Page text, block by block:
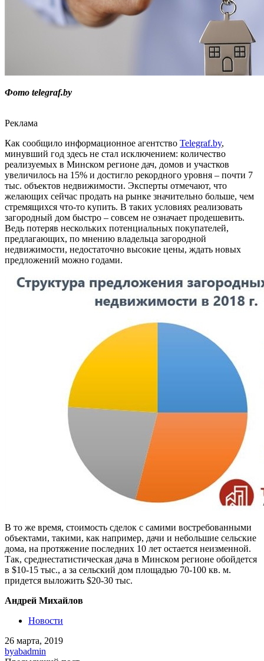
Фото telegraf.by
Реклама
Как сообщило информационное агентство Telegraf.by,
минувший год здесь не стал исключением: количество
реализуемых в Минском регионе дач, домов и участков
увеличилось на 15% и достигло рекордного уровня – почти 7
тыс. объектов недвижимости. Эксперты отмечают, что
желающих сейчас продать на рынке значительно больше, чем
стремящихся что-то купить. В таких условиях реализовать
загородный дом быстро – совсем не означает продешевить.
Ведь потеряв нескольких потенциальных покупателей,
предлагающих, по мнению владельца загородной
недвижимости, недостаточно высокие цены, ждать новых
предложений можно годами.
В то же время, стоимость сделок с самими востребованными
объектами, такими, как например, дачи и небольшие сельские
дома, на протяжение последних 10 лет остается неизменной.
Так, среднестатистическая дача в Минском регионе обойдется
в $10-15 тыс., а за сельский дом площадью 70-100 кв. м.
придется выложить $20-30 тыс.
Андрей Михайлов
Новости
26 марта, 2019
byabadmin